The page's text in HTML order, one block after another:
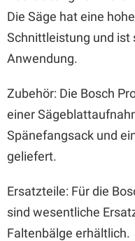
Die Säge hat eine
Schnittleistung und ist
Anwendung.
Zubehör: Die Bosch
einer
Spänefangsack und
geliefert.
Ersatzteile: Für die
sind wesentliche
Faltenbälge erhältlich.